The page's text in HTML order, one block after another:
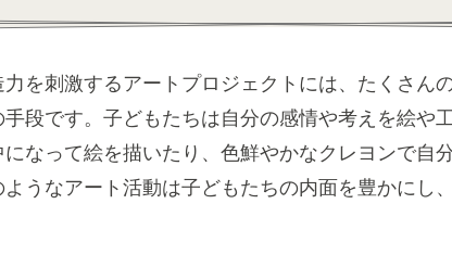
を刺激するアートプロジェクトには、たくさん
段です。子どもたちは自分の感情や考えを絵や
なって絵を描いたり、色鮮やかなクレヨンで自
うなアート活動は子どもたちの内面を豊かにし